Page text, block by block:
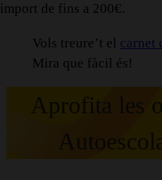
import de fins a 200€.
Vols treure’t el carnet
Mira que fàcil és!
Aprofita les